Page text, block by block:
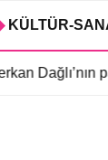
KÜLTÜR-
Dağlı’nın